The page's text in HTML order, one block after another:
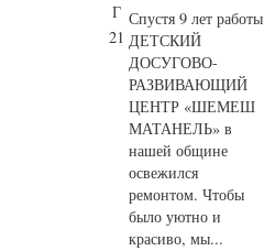
Г
21
Спустя 9 лет работы
ДЕТСКИЙ
ДОСУГОВО-
РАЗВИВАЮЩИЙ
ЦЕНТР «ШЕМЕШ
МАТАНЕЛЬ» в
нашей общине
освежился
ремонтом. Чтобы
было уютно и
красиво, мы...